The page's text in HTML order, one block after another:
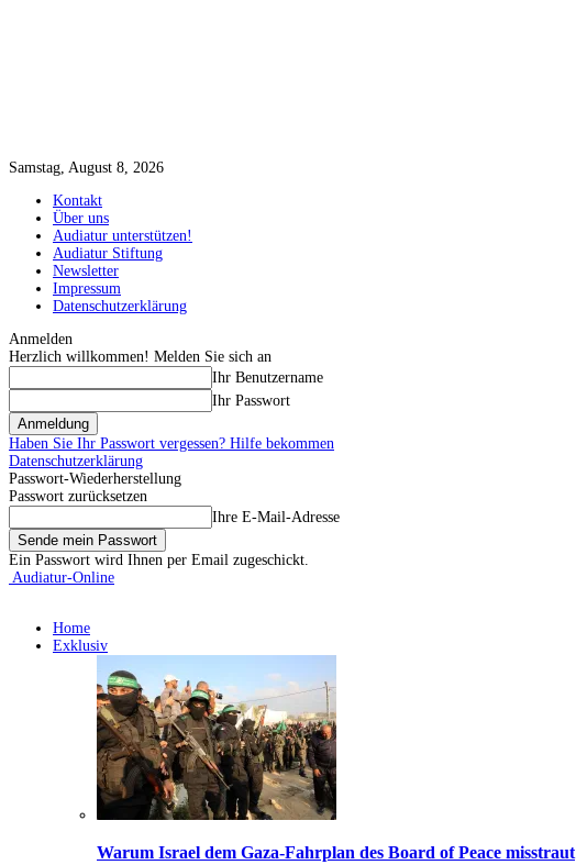
Samstag, August 8, 2026
Kontakt
Über uns
Audiatur unterstützen!
Audiatur Stiftung
Newsletter
Impressum
Datenschutzerklärung
Anmelden
Herzlich willkommen! Melden Sie sich an
Ihr Benutzername
Ihr Passwort
Haben Sie Ihr Passwort vergessen? Hilfe bekommen
Datenschutzerklärung
Passwort-Wiederherstellung
Passwort zurücksetzen
Ihre E-Mail-Adresse
Ein Passwort wird Ihnen per Email zugeschickt.
Audiatur-Online
Home
Exklusiv
Warum Israel dem Gaza-Fahrplan des Board of Peace misstraut